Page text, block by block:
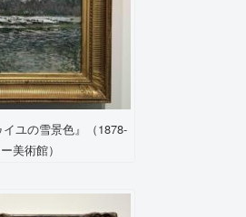
ユの雪景色』（1878-
美術館）